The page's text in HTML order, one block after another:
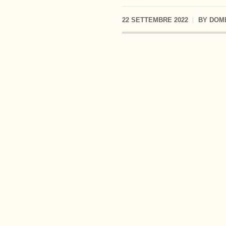
22 SETTEMBRE 2022 BY